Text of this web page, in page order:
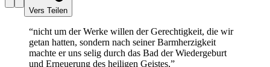
Vers Teilen
“nicht um der Werke willen der Gerechtigkeit, die wir
getan hatten, sondern nach seiner Barmherzigkeit
machte er uns selig durch das Bad der Wiedergeburt
und Erneuerung des heiligen Geistes,”